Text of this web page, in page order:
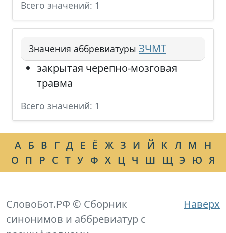
Всего значений: 1
Значения аббревиатуры ЗЧМТ
закрытая черепно-мозговая
травма
Всего значений: 1
А Б В Г Д Е Ё Ж З И Й К Л М
Н
О П Р С Т У Ф Х Ц Ч Ш Щ Э Ю Я
Наверх
СловоБот.РФ © Сборник
синонимов и аббревиатур с